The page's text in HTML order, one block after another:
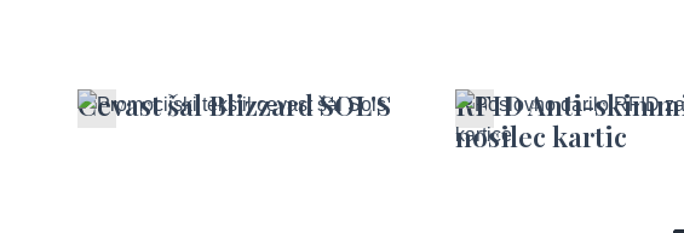
Cevast šal Blizzard SOL'S
RFID Anti-
nosilec kartic